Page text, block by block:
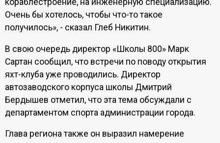
кораблестроение, на инженерную специализацию.
Очень бы хотелось, чтобы что-то такое
получилось», - сказал Глеб Никитин.
В свою очередь директор «Школы 800» Марк
Сартан сообщил, что встречи по поводу открытия
яхт-клуба уже проводились. Директор
автозаводского корпуса школы Дмитрий
Бердышев отметил, что эта тема обсуждали с
департаментом спорта администрации города.
Глава региона также он выразил намерение